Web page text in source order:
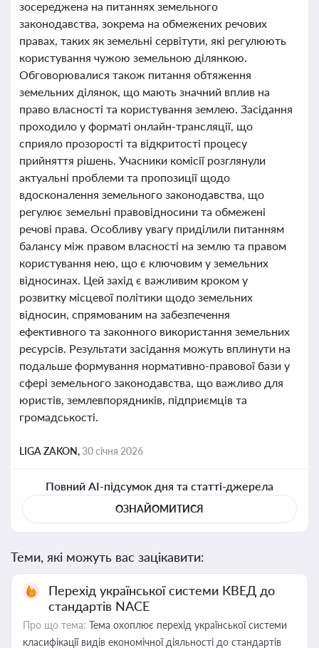
зосереджена на питаннях земельного
законодавства, зокрема на обмежених речових
правах, таких як земельні сервітути, які регулюють
користування чужою земельною ділянкою.
Обговорювалися також питання обтяження
земельних ділянок, що мають значний вплив на
право власності та користування землею. Засідання
проходило у форматі онлайн-трансляції, що
сприяло прозорості та відкритості процесу
прийняття рішень. Учасники комісії розглянули
актуальні проблеми та пропозиції щодо
вдосконалення земельного законодавства, що
регулює земельні правовідносини та обмежені
речові права. Особливу увагу приділили питанням
балансу між правом власності на землю та правом
користування нею, що є ключовим у земельних
відносинах. Цей захід є важливим кроком у
розвитку місцевої політики щодо земельних
відносин, спрямованим на забезпечення
ефективного та законного використання земельних
ресурсів. Результати засідання можуть вплинути на
подальше формування нормативно-правової бази у
сфері земельного законодавства, що важливо для
юристів, землевпорядників, підприємців та
громадськості.
LIGA ZAKON,30 січня 2026
Повний AI-підсумок дня та статті-джерела
ОЗНАЙОМИТИСЯ
Теми, які можуть вас зацікавити:
Перехід української системи КВЕД до
стандартів NACE
Про що тема: Тема охоплює перехід української системи
класифікації видів економічної діяльності до стандартів